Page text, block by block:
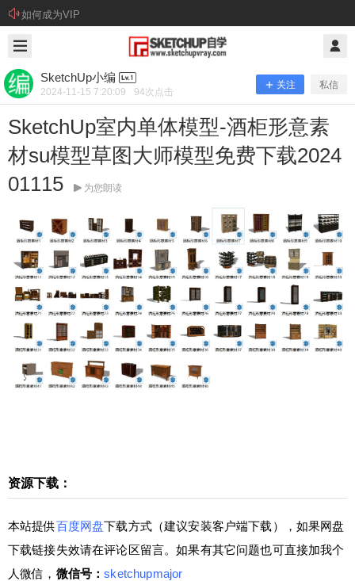
如何成为VIP
SketchUp小编
2024-11-15 7:20:09 94次点击
关注 私信
SketchUp室内单体模型-酒柜形意素
材su模型草图大师模型免费下载2024
01115
为您朗读
资源下载：
本站提供百度网盘下载方式（建议安装客户端下载），如果网盘
下载链接失效请在评论区留言。如果有其它问题也可直接加我个
人微信， 微信号：sketchupmajor
SketchUp小编 @ SketchUp自学
SketchUp室内单体模型-酒柜形意素材
su模型草图大师模型免费下载2024011
15
资源下载： 本站提供百度网盘下载方式（建议安装
客户端下载），如果网盘下载链接失效请在评论区
留言。如果有其它问题也可直接加我个人微信，微
所值！ 学堂有系统进阶SketchUp课程⋘点击了解
详情，0基础直接晋级为SketchUp高手！咨询请加
少校微信号1：sketchupmajor 微信号2：sketchupv
ray 0 收藏
扫描二维码继续阅读